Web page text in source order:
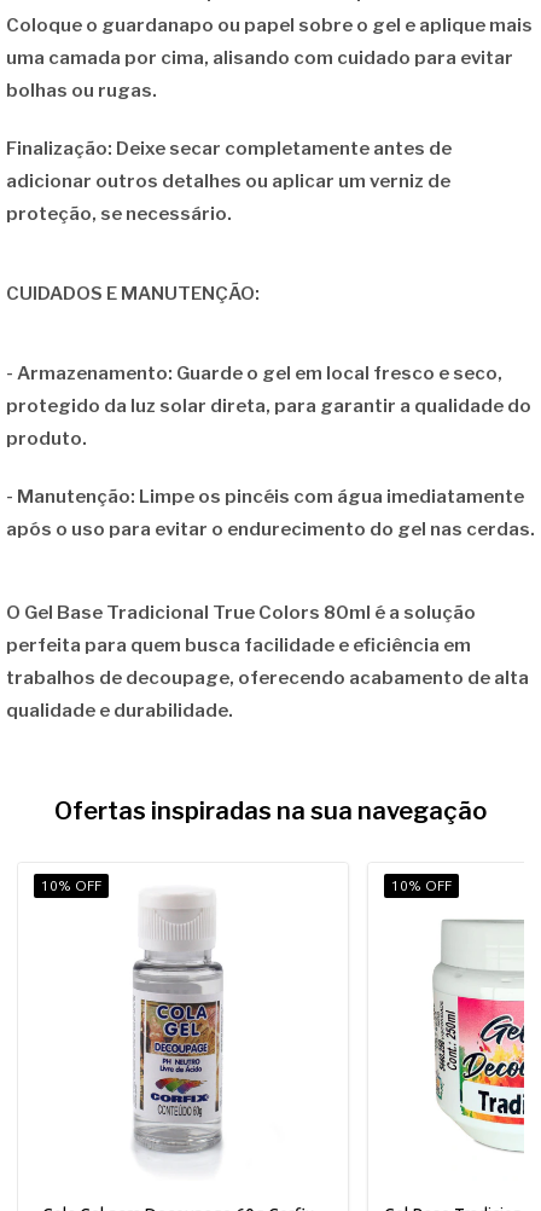
Coloque o guardanapo ou papel sobre o gel e aplique mais
uma camada por cima, alisando com cuidado para evitar
bolhas ou rugas.
Finalização: Deixe secar completamente antes de
adicionar outros detalhes ou aplicar um verniz de
proteção, se necessário.
CUIDADOS E MANUTENÇÃO:
- Armazenamento: Guarde o gel em local fresco e seco,
protegido da luz solar direta, para garantir a qualidade do
produto.
- Manutenção: Limpe os pincéis com água imediatamente
após o uso para evitar o endurecimento do gel nas cerdas.
O Gel Base Tradicional True Colors 80ml é a solução
perfeita para quem busca facilidade e eficiência em
trabalhos de decoupage, oferecendo acabamento de alta
qualidade e durabilidade.
Ofertas inspiradas na sua navegação
10% OFF 10% OFF